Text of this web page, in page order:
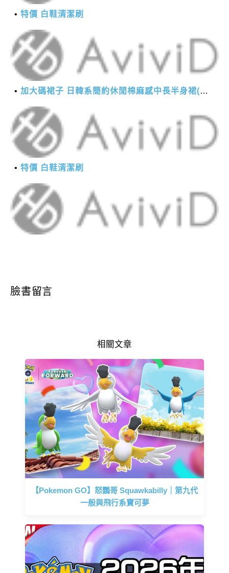
特價 白鞋清潔刷
加大碼裙子 日韓系簡約休閒棉麻感中長半身裙(M-2XL)【XMS54038】＊艾美時尚(現+預)
特價 白鞋清潔刷
臉書留言
相關文章
【Pokemon GO】怒鸚哥 Squawkabilly｜第九代
一般與飛行系寶可夢